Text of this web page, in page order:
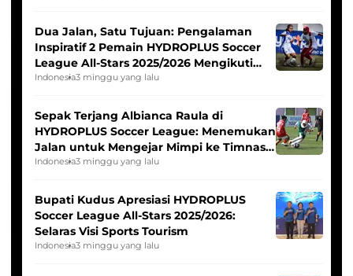
Dua Jalan, Satu Tujuan: Pengalaman
Inspiratif 2 Pemain HYDROPLUS Soccer
League All-Stars 2025/2026 Mengikuti
Seleksi Timnas Indonesia Putri
Indonesia3 minggu yang lalu
Sepak Terjang Albianca Raula di
HYDROPLUS Soccer League: Menemukan
Jalan untuk Mengejar Mimpi ke Timnas
Indonesia Putri
Indonesia3 minggu yang lalu
Bupati Kudus Apresiasi HYDROPLUS
Soccer League All-Stars 2025/2026:
Selaras Visi Sports Tourism
Indonesia3 minggu yang lalu